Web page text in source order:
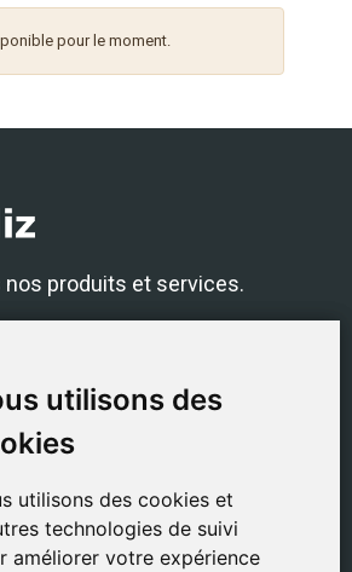
utilisons des
utilisons des cookies et
technologies de suivi
améliorer votre expérience
utilisons des
utilisons des cookies et
technologies de suivi
améliorer votre expérience
pour le moment.
produits et services.
nous